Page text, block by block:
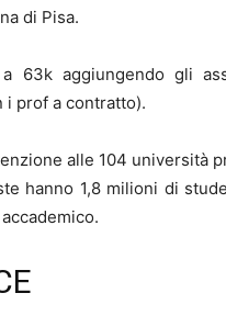
di Pisa.
63k aggiungendo gli
i prof a contratto).
alle 104 università
hanno 1,8 milioni di